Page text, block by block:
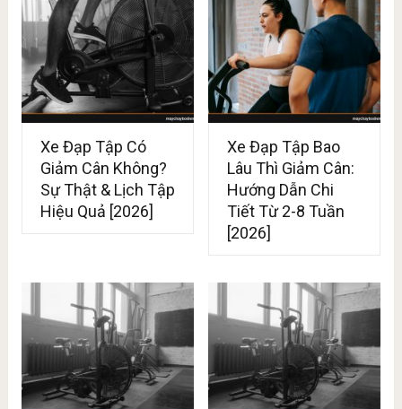
Xe Đạp Tập Có
Giảm Cân Không?
Sự Thật & Lịch Tập
Hiệu Quả [2026]
Xe Đạp Tập Bao
Lâu Thì Giảm Cân:
Hướng Dẫn Chi
Tiết Từ 2-8 Tuần
[2026]